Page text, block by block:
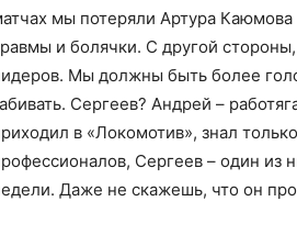
мы потеряли Артура
и болячки. С другой
Мы должны быть более
Сергеев? Андрей –
в «Локомотив», знал
Сергеев – один из
Даже не скажешь, что он